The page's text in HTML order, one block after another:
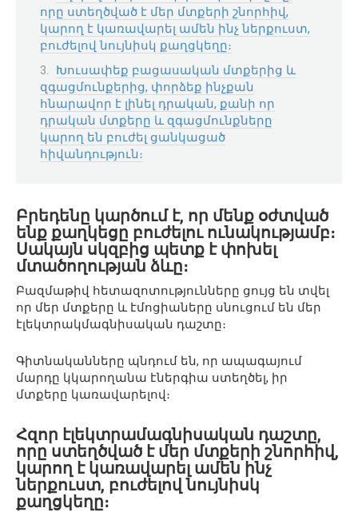
որը ստեղծված է մեր մտքերի շնորհիվ,
կարող է կառավարել ամեն ինչ ներքուստ,
բուժելով նույնիսկ քաղցկեղը։
Խուսափեք բացասական մտքերից և
զգացմունքերից, փորձեք ինչքան
հնարավոր է լինել դրական, քանի որ
դրական մտքերը և զգացմունքները
կարող են բուժել ցանկացած
հիվանդություն։
Բրեդենը կարծում է, որ մենք օժտված
ենք քաղկեցը բուժելու ունակությամբ։
Սակայն սկզբից պետք է փոխել
մտածողության ձևը։
Բազմաթիվ հետազոտությունները ցույց են տվել
որ մեր մտքերը և էմոցիաները սնուցում են մեր
էլեկտրակմագնիսական դաշտը։
Գիտնականները պնդում են, որ ապագայում
մարդը կկարողանա էներգիա ստեղծել, իր
մտքերը կառավարելով։
Հզոր էլեկտրամագնիսական դաշտը,
որը ստեղծված է մեր մտքերի շնորհիվ,
կարող է կառավարել ամեն ինչ
ներքուստ, բուժելով նույնիսկ
քաղցկեղը։